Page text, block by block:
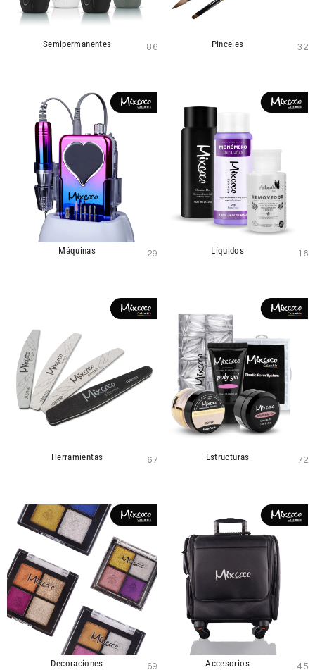
Semipermanentes 86 Pinceles 32
Máquinas 29 Líquidos 16
Herramientas 67 Estructuras 72
Decoraciones 69 Accesorios 45